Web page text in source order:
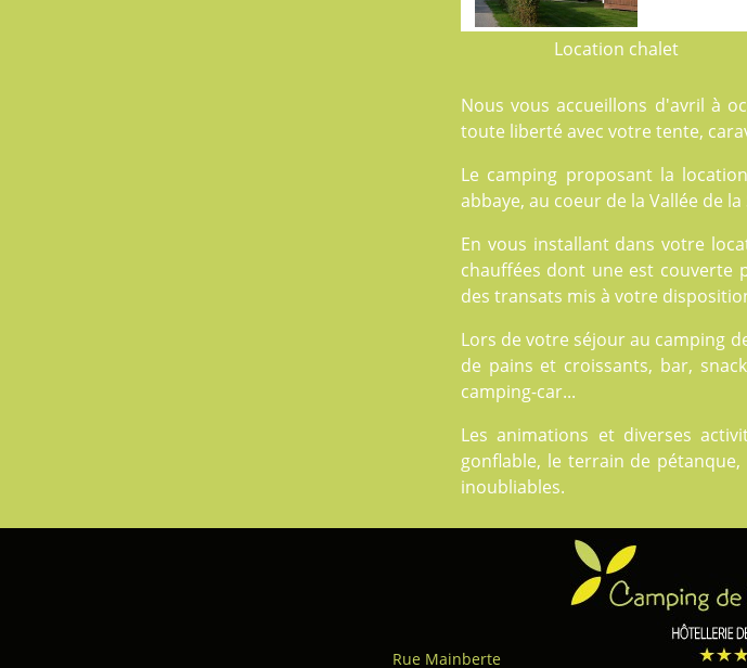
Location chalet
Nous vous accueillons d'avril à
toute liberté avec votre tente,
Le camping proposant la
abbaye, au coeur de la Vallée de
En vous installant dans votre
chauffées dont une est couverte
des transats mis à votre
Lors de votre séjour au camping
de pains et croissants, bar,
camping-car...
Les animations et diverses
gonflable, le terrain de
inoubliables.
Rue Mainberte